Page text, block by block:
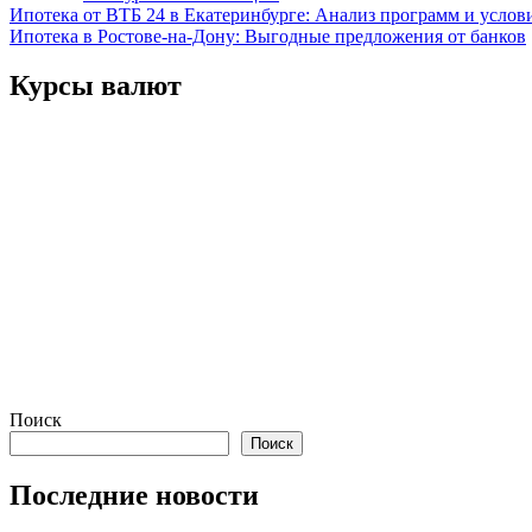
Навигация
по
записям
Ипотека от ВТБ 24 в Екатеринбурге: Анализ программ и
Ипотека в Ростове-на-Дону: Выгодные предложения от банков
Курсы валют
Поиск
Поиск
Последние новости